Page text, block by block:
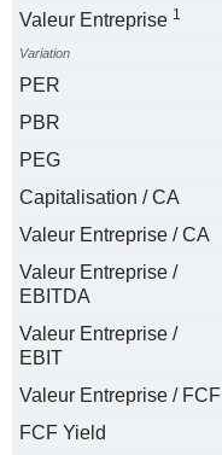
Valeur Entreprise 1
Variation
PER
PBR
PEG
Capitalisation / CA
Valeur Entreprise / CA
Valeur Entreprise /
EBITDA
Valeur Entreprise /
EBIT
Valeur Entreprise / FCF
FCF Yield